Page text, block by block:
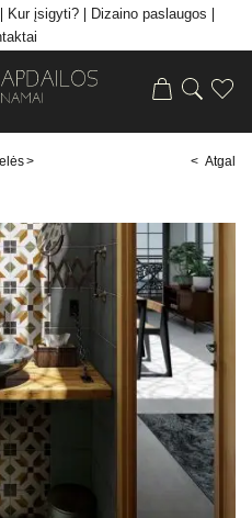
Kur įsigyti?
Dizaino paslaugos
>
< Atgal